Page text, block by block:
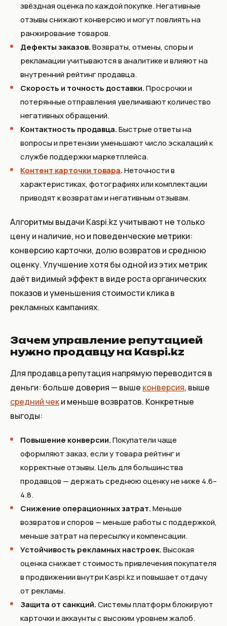
звёздная оценка по каждой покупке. Негативные
отзывы снижают конверсию и могут повлиять на
ранжирование товаров.
Дефекты заказов.Возвраты, отмены, споры и
рекламации учитываются в аналитике и влияют на
внутренний рейтинг продавца.
Скорость и точность доставки.Просрочки и
потерянные отправления увеличивают количество
негативных обращений.
Контактность продавца.Быстрые ответы на
вопросы и претензии уменьшают число эскалаций к
службе поддержки маркетплейса.
Контент карточки товара.Неточности в
характеристиках, фотографиях или комплектации
приводят к возвратам и негативным отзывам.
Алгоритмы выдачи Kaspi.kz учитывают не только
цену и наличие, но и поведенческие метрики:
конверсию карточки, долю возвратов и среднюю
оценку. Улучшение хотя бы одной из этих метрик
даёт видимый эффект в виде роста органических
показов и уменьшения стоимости клика в
рекламных кампаниях.
Зачем управление репутацией
нужно продавцу на Kaspi.kz
Для продавца репутация напрямую переводится в
деньги: больше доверия — выше конверсия, выше
средний чеки меньше возвратов. Конкретные
выгоды:
Повышение конверсии.Покупатели чаще
оформляют заказ, если у товара рейтинг и
корректные отзывы. Цель для большинства
продавцов — держать среднюю оценку не ниже 4.6–
4.8.
Снижение операционных затрат.Меньше
возвратов и споров — меньше работы с поддержкой,
меньше затрат на пересылку и компенсации.
Устойчивость рекламных настроек.Высокая
оценка снижает стоимость привлечения покупателя
в продвижении внутри Kaspi.kz и повышает отдачу
от рекламы.
Защита от санкций.Системы платформ блокируют
карточки и аккаунты с высоким уровнем жалоб.